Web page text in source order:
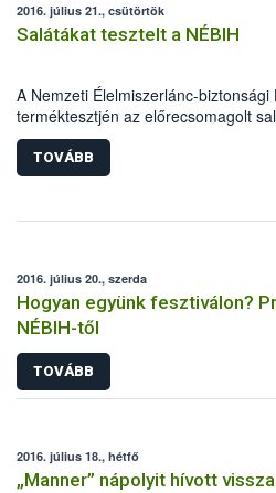
2016. július 21., csütörtök
Salátákat tesztelt a NÉBIH
A Nemzeti Élelmiszerlánc-
terméktesztjén az előrecsomagolt
összetevőjét, a jégsalátákat
terméket ellenőrzött a hatóság. A
valamennyi megfelelő volt. Jelölési
szakemberek, a jégsalátáknál pedig
TOVÁBB
2016. július 20., szerda
Hogyan együnk fesztiválon?
NÉBIH-től
TOVÁBB
2016. július 18., hétfő
„Manner” nápolyit hívott